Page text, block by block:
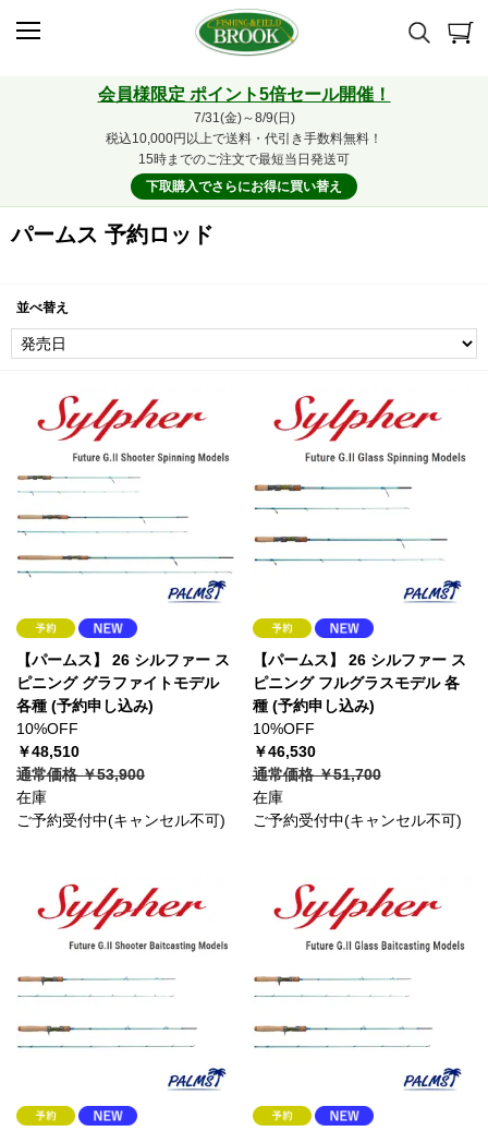
会員様限定 ポイント5倍セール開催！
7/31(金)～8/9(日)
税込10,000円以上で送料・代引き手数料無料！
15時までのご注文で最短当日発送可
下取購入でさらにお得に買い替え
パームス 予約ロッド
並べ替え
【パームス】 26 シルファー ス
ピニング グラファイトモデル
各種 (予約申し込み)
10%OFF
￥48,510
通常価格 ￥53,900
在庫
ご予約受付中(キャンセル不可)
【パームス】 26 シルファー ス
ピニング フルグラスモデル 各
種 (予約申し込み)
10%OFF
￥46,530
通常価格 ￥51,700
在庫
ご予約受付中(キャンセル不可)